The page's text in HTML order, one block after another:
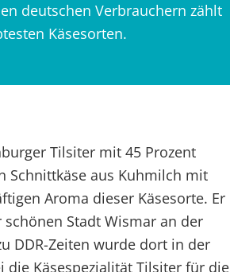
deutschen Verbrauchern zählt
Käsesorten.
Tilsiter mit 45 Prozent
Schnittkäse aus Kuhmilch mit
Aroma dieser Käsesorte. Er
Stadt Wismar an der
DDR-Zeiten wurde dort in der
die Käsespezialität Tilsiter für die